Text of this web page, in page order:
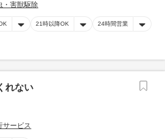
・害獣駆除
21時以降OK 24時間営業
れない
サービス